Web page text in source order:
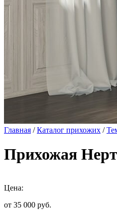
Главная /Каталог прихожих /
Прихожая
Цена:
от 35 000 руб.